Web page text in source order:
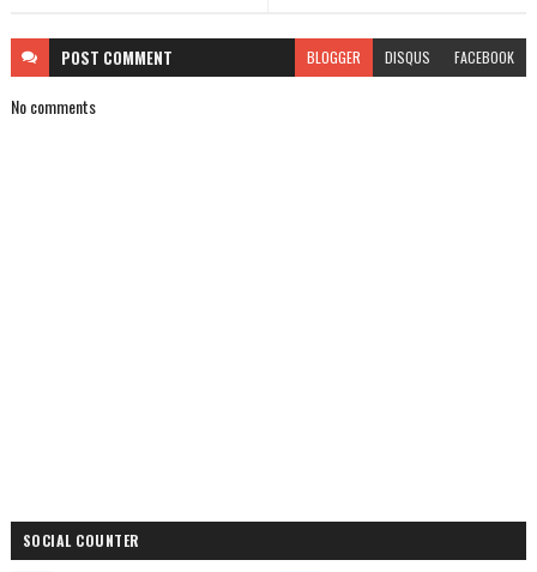
POST COMMENT BLOGGER DISQUS FACEBOOK
No comments
SOCIAL COUNTER